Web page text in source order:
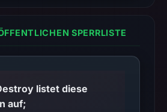
SPERRLISTE
listet diese
auf;